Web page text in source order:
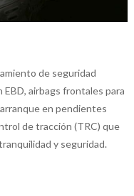
de seguridad
airbags frontales para
en pendientes
de tracción (TRC) que
y seguridad.